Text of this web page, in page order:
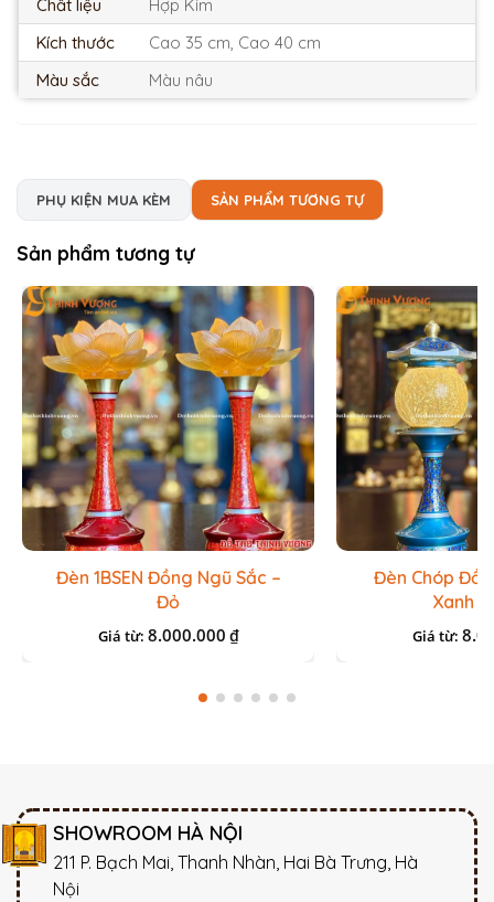
Chất liệu
Hợp Kim
Kích thước
Cao 35 cm, Cao 40 cm
Màu sắc
Màu nâu
PHỤ KIỆN MUA KÈM SẢN PHẨM TƯƠNG TỰ
Sản phẩm tương tự
Đèn 1BSEN Đồng Ngũ Sắc –
Đỏ
Giá từ: 8.000.000 ₫
Đèn Chóp
Xanh
Giá từ:
SHOWROOM HÀ NỘI
211 P. Bạch Mai, Thanh Nhàn, Hai Bà Trưng, Hà
Nội